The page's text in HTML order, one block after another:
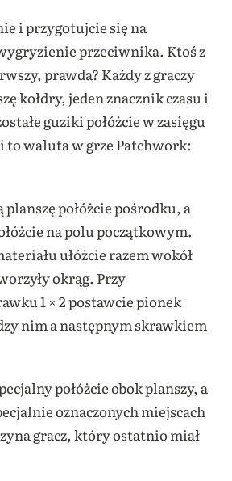
i przygotujcie się na
przeciwnika. Ktoś z
prawda? Każdy z graczy
kołdry, jeden znacznik czasu i
guziki połóżcie w zasięgu
to waluta w grze Patchwork:
planszę połóżcie pośrodku, a
na polu początkowym.
ułóżcie razem wokół
okrąg. Przy
1 × 2 postawcie pionek
nim a następnym skrawkiem
połóżcie obok planszy, a
oznaczonych miejscach
gracz, który ostatnio miał